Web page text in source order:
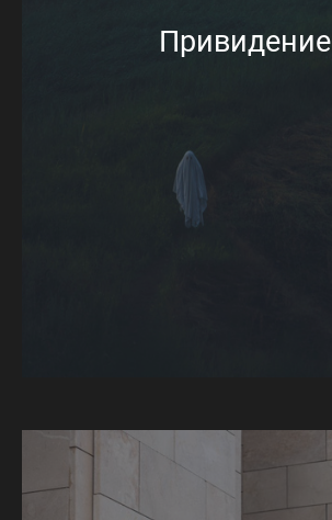
Привидение